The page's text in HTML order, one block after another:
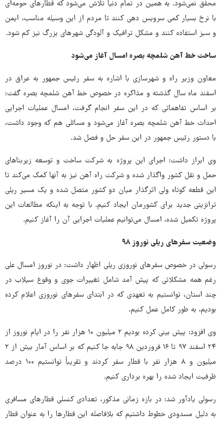
محقق نمی‌شود. به همین در تمام دنیا تلاش می‌شود که قطارهای حومه‌ای
با نرخ بسیار کمی سرویس دهی کنند تا مردم از این وسیله مناسب، ایمن
و سبز استفاده کنند و مشکل ترافیک و آلودگی شهرهای بزرگ نیز کم شود.
ساخت خط آهن شلمچه بصره امسال آغاز می‌شود
معاون وزیر راه و شهرسازی با اشاره به سفر رئیس جمهور به عراق در
اسفند ماه سال گذشته و مذاکره در خصوص خط آهن شلمچه بصره گفت:
بر اساس تفاهماتی که در این سفر انجام گرفت، امسال عملیات اجرایی
احداث خط آهن شلمچه بصره آغاز می‌شود و مسائلی هم که وجود داشت،
با دستور رئیس جمهور در این سفر حل و فصل شد.
وی ابراز داشت: اجرای این پروژه به شرکت ساخت و توسعه زیربناهای
حمل و نقل کشور واگذار شده و شرکت راه آهن نیز به آنها کمک می‌کند تا
این قطعه کوتاه ولی اثرگذار میان دو کشور متصل شده و یک مسیر ریلی
ترانزیتی جدید برای کشورمان ایجاد کنیم. با توجه به اینکه مطالعات این
پروژه تکمیل شده، امسال می‌توانیم عملیات اجرایی آن را آغاز کنیم.
وضعیت سفرهای ریلی نوروز ۹۸
رسولی در خصوص سفرهای نوروزی ریلی اظهار داشت: در نوروز امسال علی
رغم همه مشکلاتی که پیش آمد شامل تغییرات جوی و وقوع سیلاب در
چند استان، توانستیم به تعهدی که در ابتدای سفرهای نوروزی اعلام کرده
بودیم، به طور کامل عمل کنیم.
وی افزود: پیش بینی کرده بودیم ۲ میلیون ۱۰ هزار نفر را در ایام نوروز از
۲۴ اسفند ۹۷ تا ۱۶ فروردین ۹۸ جابه جا کنیم که بر اساس آمار بیش از ۲
میلیون و ۸ هزار نفر با قطار سفر کردند و تقریباً توانستیم ۱۰۰ درصد
ظرفیت ایجاد شده را بهره برداری کنیم.
رسولی یادآور شد: در بازه زمانی مذکور، تعدادی کنسلی قطارهای مسافری
به دلیل مسدودی خطوط داشتیم که بلافاصله این قطارها را به عنوان قطار